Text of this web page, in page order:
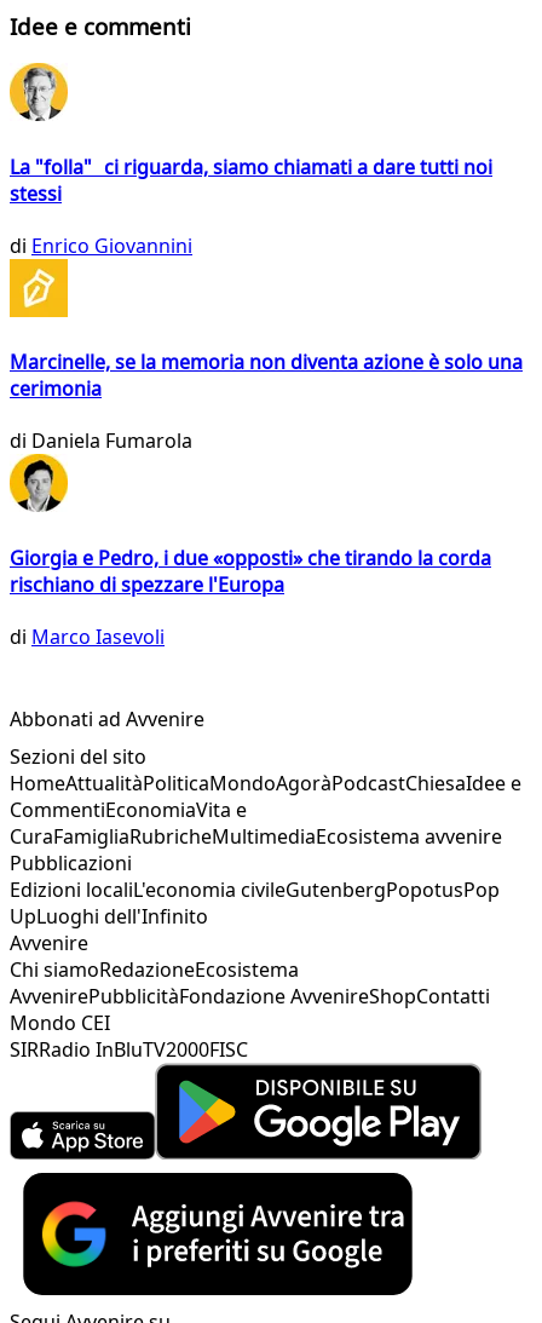
Idee e commenti
La "folla" ci riguarda, siamo chiamati a dare tutti noi
stessi
di Enrico Giovannini
Marcinelle, se la memoria non diventa azione è solo una
cerimonia
di Daniela Fumarola
Giorgia e Pedro, i due «opposti» che tirando la corda
rischiano di spezzare l'Europa
di Marco Iasevoli
Abbonati ad Avvenire
Sezioni del sito
HomeAttualitàPoliticaMondoAgoràPodcastChiesaIdee e
CommentiEconomiaVita e
CuraFamigliaRubricheMultimediaEcosistema avvenire
Pubblicazioni
Edizioni localiL'economia civileGutenbergPopotusPop
UpLuoghi dell'Infinito
Avvenire
Chi siamoRedazioneEcosistema
AvvenirePubblicitàFondazione AvvenireShopContatti
Mondo CEI
SIRRadio InBluTV2000FISC